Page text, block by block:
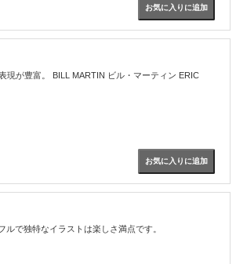
現が豊富。 BILL MARTIN ビル・マーティン ERIC
で独特なイラストは楽しさ満点です。